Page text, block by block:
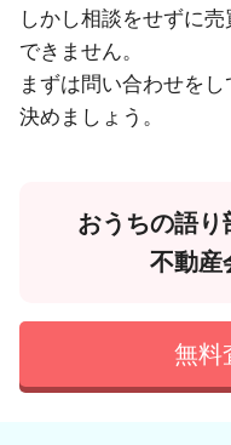
しかし相談をせずに
できません。
まずは問い合わせを
決めましょう。
おうちの語り
不動産
無料